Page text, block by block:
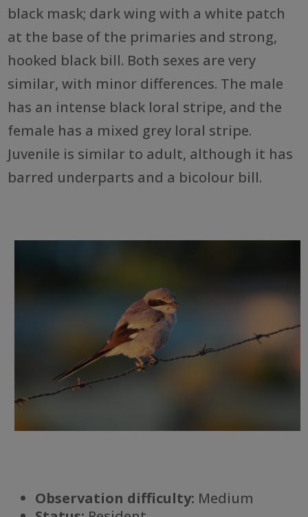
black mask; dark wing with a white patch
at the base of the primaries and strong,
hooked black bill. Both sexes are very
similar, with minor differences. The male
has an intense black loral stripe, and the
female has a mixed grey loral stripe.
Juvenile is similar to adult, although it has
barred underparts and a bicolour bill.
Observation difficulty: Medium